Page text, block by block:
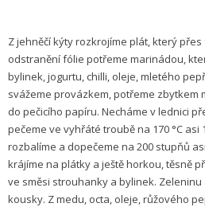
Z jehněčí kýty rozkrojíme plát, který
odstranění fólie potřeme marinádou,
bylinek, jogurtu, chilli, oleje, mletého
svážeme provázkem, potřeme zbytkem
do pečicího papíru. Necháme v lednici
pečeme ve vyhřáté troubě na 170 °C asi
rozbalíme a dopečeme na 200 stupňů
krájíme na plátky a ještě horkou, těsně
ve směsi strouhanky a bylinek.
kousky. Z medu, octa, oleje, růžového